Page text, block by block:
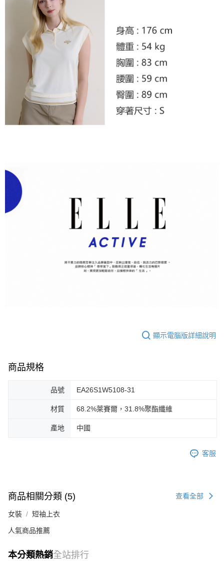
顯示電腦版詳細說明
商品規格
品號 EA26S1W5108-31
材質 68.2%萊賽爾，31.8%聚酯纖維
產地 中國
客服
商品相關分類 (5) 查看全部
女裝 短袖上衣
人氣商品推薦
本分類熱銷全站排行